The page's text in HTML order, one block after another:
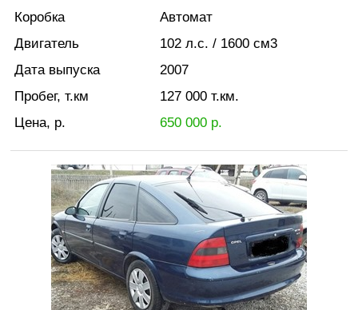
Коробка
Автомат
Двигатель
102 л.с. / 1600 см3
Дата выпуска
2007
Пробег, т.км
127 000 т.км.
Цена, р.
650 000р.